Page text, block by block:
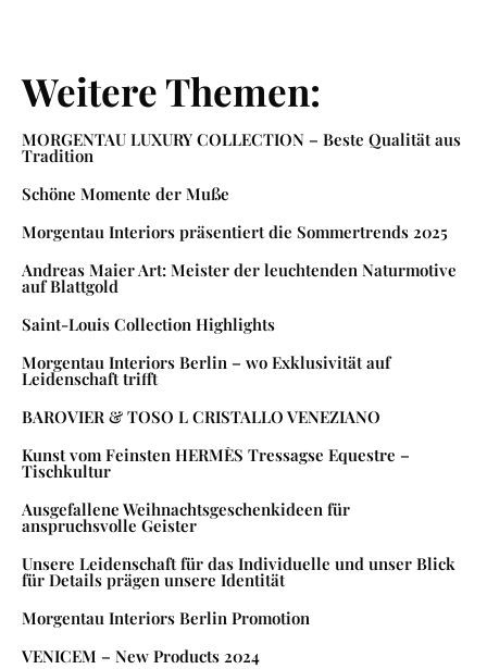
Weitere Themen:
MORGENTAU LUXURY COLLECTION – Beste Qualität aus
Tradition
Schöne Momente der Muße
Morgentau Interiors präsentiert die Sommertrends 2025
Andreas Maier Art: Meister der leuchtenden Naturmotive
auf Blattgold
Saint-Louis Collection Highlights
Morgentau Interiors Berlin – wo Exklusivität auf
Leidenschaft trifft
BAROVIER & TOSO L CRISTALLO VENEZIANO
Kunst vom Feinsten HERMÈS Tressagse Equestre –
Tischkultur
Ausgefallene Weihnachtsgeschenkideen für
anspruchsvolle Geister
Unsere Leidenschaft für das Individuelle und unser Blick
für Details prägen unsere Identität
Morgentau Interiors Berlin Promotion
VENICEM – New Products 2024